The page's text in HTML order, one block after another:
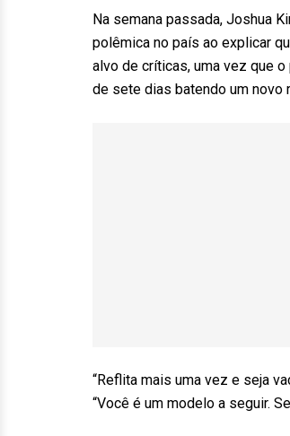
Na semana passada, Joshua
polêmica no país ao explicar
alvo de críticas, uma vez que
de sete dias batendo um novo
“Reflita mais uma vez e seja
“Você é um modelo a seguir.